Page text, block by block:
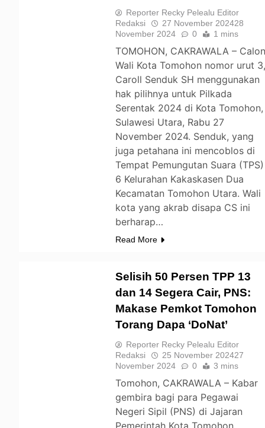
Reporter Recky Pelealu Editor
Redaksi
27 November 202428
November 2024
0 1 mins
TOMOHON, CAKRAWALA –
Wali Kota Tomohon nomor urut
Caroll Senduk SH menggunakan
hak pilihnya untuk Pilkada
Serentak 2024 di Kota Tomohon,
Sulawesi Utara, Rabu 27
November 2024. Senduk, yang
juga petahana ini mencoblos di
Tempat Pemungutan Suara (TPS)
6 Kelurahan Kakaskasen Dua
Kecamatan Tomohon Utara. Wali
kota yang akrab disapa CS ini
berharap…
Read More
Selisih 50 Persen TPP 13
dan 14 Segera Cair, PNS:
Makase Pemkot Tomohon
Torang Dapa ‘DoNat’
Reporter Recky Pelealu Editor
Redaksi
25 November 202427
November 2024
0 3 mins
Tomohon, CAKRAWALA – Kabar
gembira bagi para Pegawai
Negeri Sipil (PNS) di Jajaran